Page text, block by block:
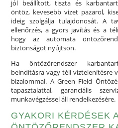
jól beállított, tiszta és
öntöz, kevesebb vizet pazarol,
ideig szolgálja tulajdonosát. A
ellenőrzés, a gyors javítás és a
hogy az automata
biztonságot nyújtson.
Ha öntözőrendszer
beindításra vagy téli víztelenítésre
bizalommal. A Green Field
tapasztalattal, garanciális
munkavégzéssel áll rendelkezésére.
GYAKORI KÉRDÉSEK